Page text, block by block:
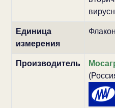
Единица
измерения
Флакон
Производитель